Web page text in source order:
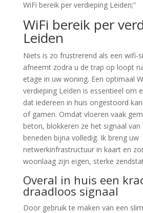
WiFi bereik per verdieping Leiden;”
WiFi bereik per
Leiden
Niets is zo frustrerend als een wifi-
afneemt zodra u de trap op loopt
etage in uw woning. Een optimaal
verdieping Leiden is essentieel om
dat iedereen in huis ongestoord
of gamen. Omdat vloeren vaak
beton, blokkeren ze het signaal
beneden bijna volledig. Ik breng uw
netwerkinfrastructuur in kaart en
woonlaag zijn eigen, sterke
Overal in huis een
draadloos signaal
Door gebruik te maken van een